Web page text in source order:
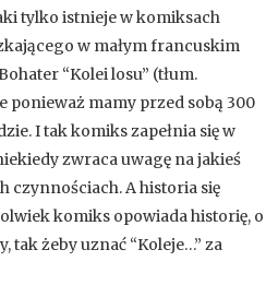
tylko istnieje w komiksach
w małym francuskim
“Kolei losu” (tłum.
ponieważ mamy przed sobą 300
I tak komiks zapełnia się w
zwraca uwagę na jakieś
czynnościach. A historia się
komiks opowiada historię, o
żeby uznać “Koleje…” za